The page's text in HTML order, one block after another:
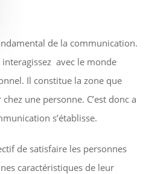
de la communication.
avec le monde
Il constitue la zone que
une personne. C’est donc a
s’établisse.
de satisfaire les personnes
caractéristiques de leur